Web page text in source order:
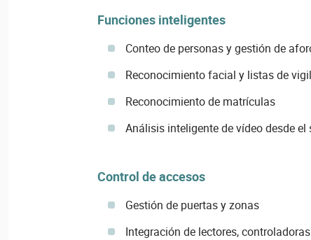
Funciones inteligentes
Conteo de personas y gestión de
Reconocimiento facial y listas de
Reconocimiento de matrículas
Análisis inteligente de vídeo desde el
Control de accesos
Gestión de puertas y zonas
Integración de lectores,